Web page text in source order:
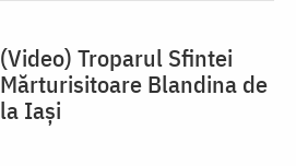
(Video) Troparul Sfintei
Mărturisitoare Blandina de
la Iași